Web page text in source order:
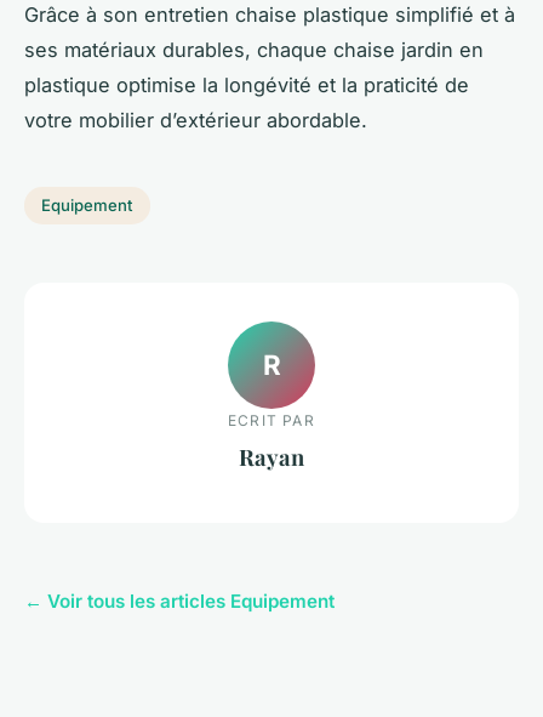
Grâce à son entretien chaise plastique simplifié et à
ses matériaux durables, chaque chaise jardin en
plastique optimise la longévité et la praticité de
votre mobilier d’extérieur abordable.
Equipement
R
ECRIT PAR
Rayan
← Voir tous les articles Equipement